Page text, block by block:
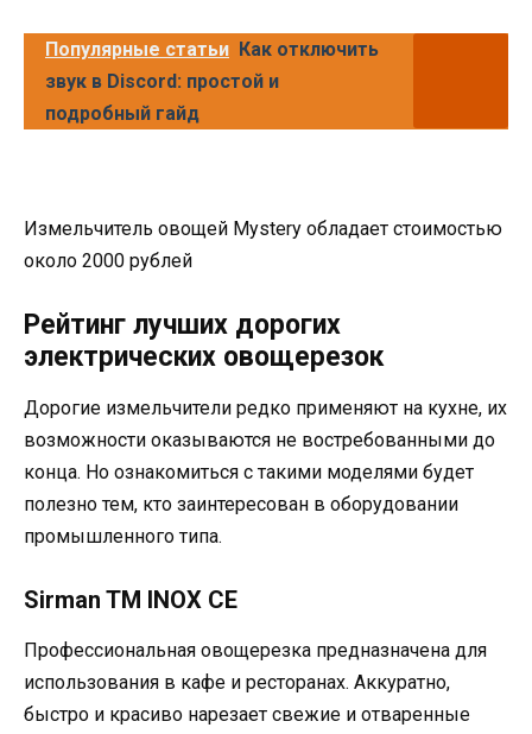
Популярные статьи Как отключить
звук в Discord: простой и
подробный гайд
Измельчитель овощей Mystery обладает стоимостью
около 2000 рублей
Рейтинг лучших дорогих
электрических овощерезок
Дорогие измельчители редко применяют на кухне, их
возможности оказываются не востребованными до
конца. Но ознакомиться с такими моделями будет
полезно тем, кто заинтересован в оборудовании
промышленного типа.
Sirman TM INOX CE
Профессиональная овощерезка предназначена для
использования в кафе и ресторанах. Аккуратно,
быстро и красиво нарезает свежие и отваренные